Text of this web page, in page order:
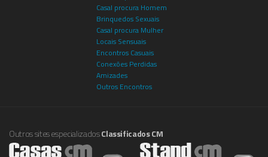
Casal procura Homem
Brinquedos Sexuais
Casal procura Mulher
Locais Sensuais
Encontros Casuais
Conexões Perdidas
Amizades
Outros Encontros
Outros sites especializadosClassificados CM